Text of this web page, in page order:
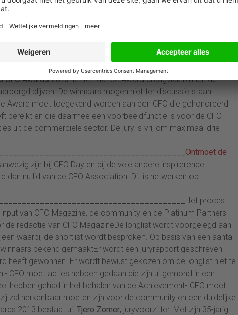
een strategisch denker en onderhandelaar, iemand die out-of
vanuit het belang van de onderneming met een spontane en
aan zijn ondergeschikten en behoudt daarbij zelf het
en hij is prettig om mee samen te werken. De grootste
hij in de crisisperiode 2008-2009 een succesvol beleid heeft
Hiermee won hij het vertrouwen van de banken waardoor hij
CFO Awards 2013Het feit dat de Award draagvlak binnen de
blijven. De winnaars mogen niet ter discussie staan.
Award moet toegekend worden aan een CFO die gehonoreerd
bereikt en die daarmee een voorbeeldfunctie is voor de CFO
uit de commerciële sector. De jury is vrij om maximaal drie
Ontmoet de
zijn bij CFO Day en bij de vele andere inspirerende
dan nu lid van de CFO Association. Dit is netwerken op
Het proces
van CFO Magazine, de community en de Platinum Partners
redactie van CFO MagazineDe longlist wordt voorgelegd aan
waarbij de shortlist wordt besproken. Op basis van een aantal
bekend gemaaktEr wordt een juryrapport geschreven
heeft gewonnen. Er wordt bewust gekozen om de longlist niet te
CFO moet acties hebben gedaan die zijn uitgemond in een
hebben gehad in het behalen van de Achievement- CFO moet
zal herkenbaar moeten zijn voor de community en een duidelijke
2013 bestaat uit:Tjero Zomer, juryvoorzitter. Met zijn 35-jarig